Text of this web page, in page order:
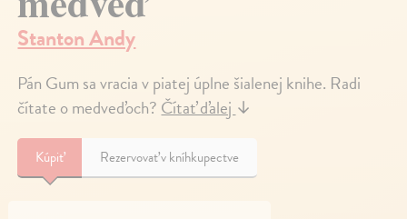
Stanton Andy
Pán Gum sa vracia v piatej úplne šialenej knihe. Radi
čítate o medveďoch?Čítať ďalej↓
Kúpiť Rezervovať v kníhkupectve